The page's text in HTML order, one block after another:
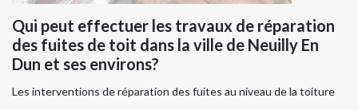
Qui peut effectuer les travaux de réparation
des fuites de toit dans la ville de Neuilly En
Dun et ses environs?
Les interventions de réparation des fuites au niveau de la toiture